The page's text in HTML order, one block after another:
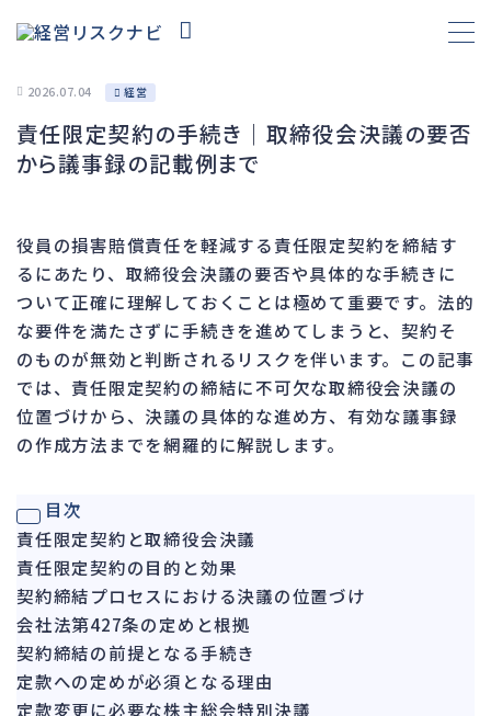
財務 663
資金繰り 192
資産売却 193
法務
差押・強制執行 227
法令違反・行政処分 316
訴訟・不正 283
損害賠償・知的財産 273
ガバナンス
再建準備 67
人事労務 562
人件費
労働問題 266
労災・ハラスメント 145
2026.07.04 経営
責任限定契約の手続き｜取締役会決議の要否
から議事録の記載例まで
役員の損害賠償責任を軽減する責任限定契約を締結す
るにあたり、取締役会決議の要否や具体的な手続きに
ついて正確に理解しておくことは極めて重要です。法的
な要件を満たさずに手続きを進めてしまうと、契約そ
のものが無効と判断されるリスクを伴います。この記事
では、責任限定契約の締結に不可欠な取締役会決議の
位置づけから、決議の具体的な進め方、有効な議事録
の作成方法までを網羅的に解説します。
目次
責任限定契約と取締役会決議
責任限定契約の目的と効果
契約締結プロセスにおける決議の位置づけ
会社法第427条の定めと根拠
契約締結の前提となる手続き
定款への定めが必須となる理由
定款変更に必要な株主総会特別決議